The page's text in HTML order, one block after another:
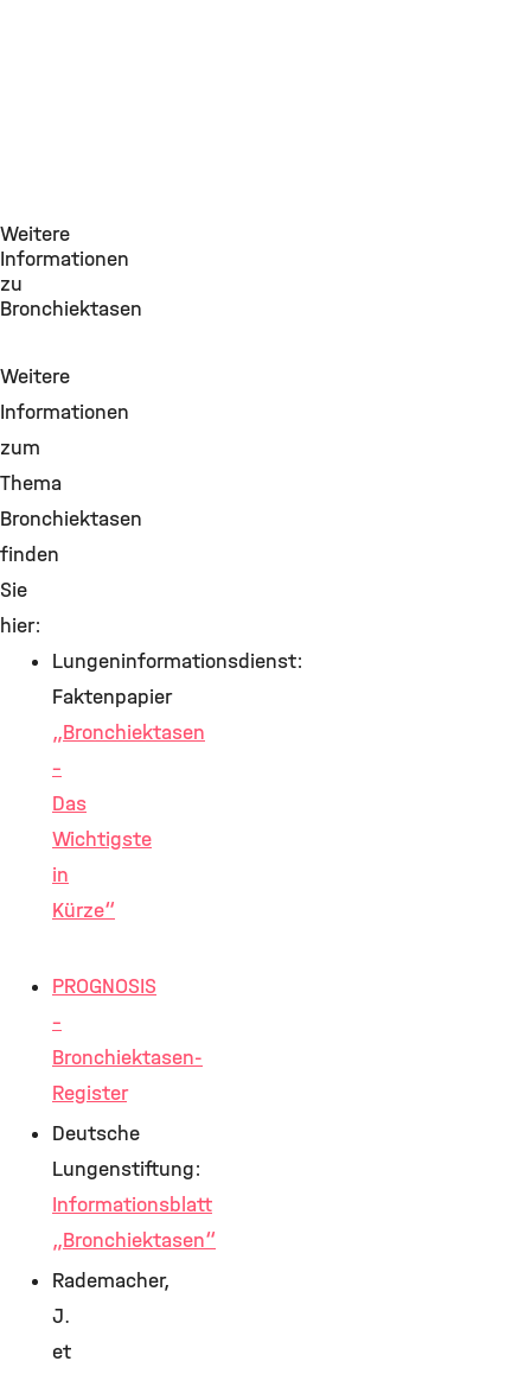
Weitere
Informationen
zu
Bronchiektasen
Weitere
Informationen
zum
Thema
Bronchiektasen
finden
Sie
hier:
Lungeninformationsdienst:
Faktenpapier
„Bronchiektasen
–
Das
Wichtigste
in
Kürze“
PROGNOSIS
–
Bronchiektasen-
Register
Deutsche
Lungenstiftung:
Informationsblatt
„Bronchiektasen“
Rademacher,
J.
et